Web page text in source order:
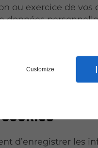
Customize
ou exercice de
données
vous pouvez
délégué à la
en matière de
d’enregistrer les